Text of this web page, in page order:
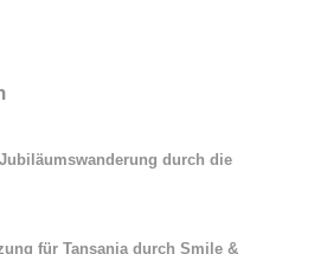
durch die
für Tansania durch Smile &